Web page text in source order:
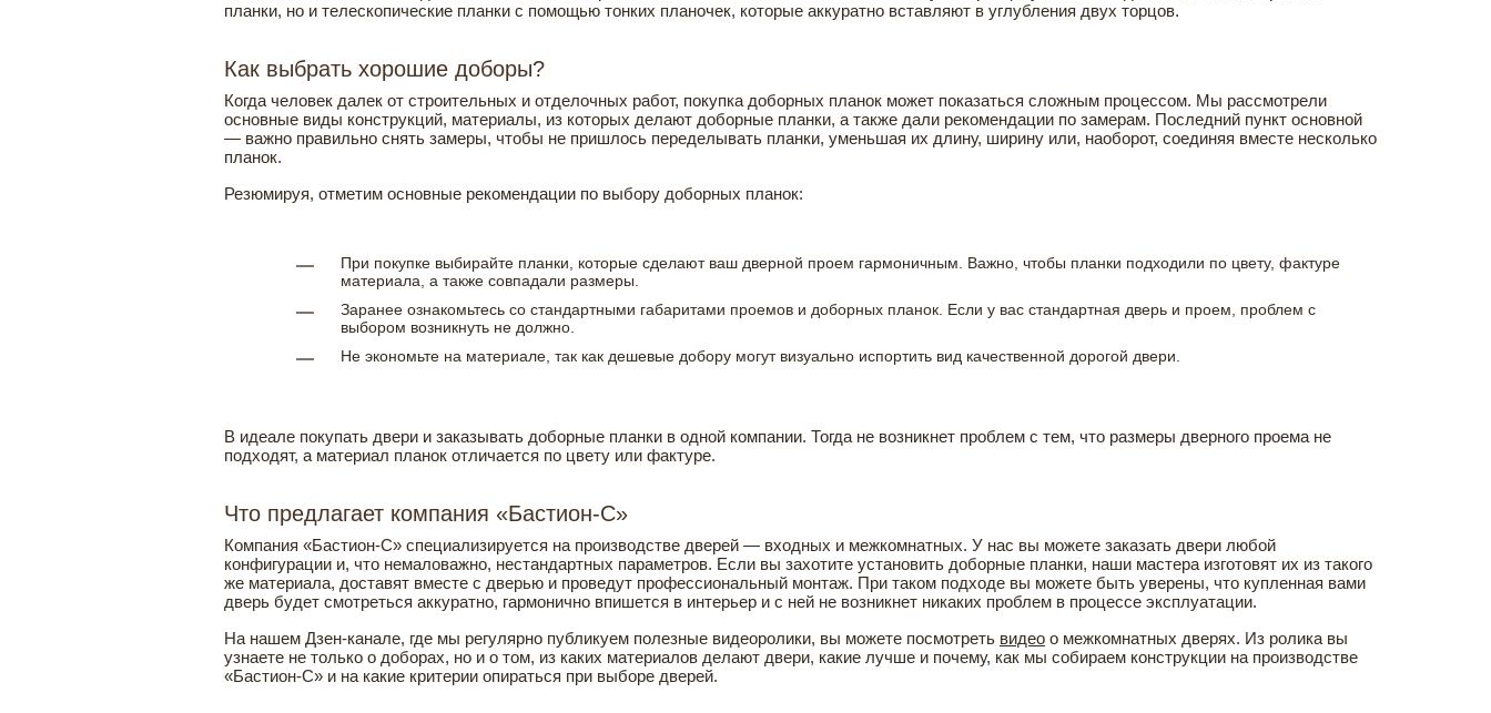
планки, но и телескопические планки с помощью тонких планочек, которые аккуратно вставляют в углубления двух торцов.
Как выбрать хорошие доборы?
Когда человек далек от строительных и отделочных работ, покупка доборных планок может показаться сложным процессом. Мы рассмотрели
основные виды конструкций, материалы, из которых делают доборные планки, а также дали рекомендации по замерам. Последний пункт основной
— важно правильно снять замеры, чтобы не пришлось переделывать планки, уменьшая их длину, ширину или, наоборот, соединяя вместе несколько
планок.
Резюмируя, отметим основные рекомендации по выбору доборных планок:
При покупке выбирайте планки, которые сделают ваш дверной проем гармоничным. Важно, чтобы планки подходили по цвету, фактуре
материала, а также совпадали размеры.
Заранее ознакомьтесь со стандартными габаритами проемов и доборных планок. Если у вас стандартная дверь и проем, проблем с
выбором возникнуть не должно.
Не экономьте на материале, так как дешевые добору могут визуально испортить вид качественной дорогой двери.
В идеале покупать двери и заказывать доборные планки в одной компании. Тогда не возникнет проблем с тем, что размеры дверного проема не
подходят, а материал планок отличается по цвету или фактуре.
Что предлагает компания «Бастион-С»
Компания «Бастион-С» специализируется на производстве дверей — входных и межкомнатных. У нас вы можете заказать двери любой
конфигурации и, что немаловажно, нестандартных параметров. Если вы захотите установить доборные планки, наши мастера изготовят их из такого
же материала, доставят вместе с дверью и проведут профессиональный монтаж. При таком подходе вы можете быть уверены, что купленная вами
дверь будет смотреться аккуратно, гармонично впишется в интерьер и с ней не возникнет никаких проблем в процессе эксплуатации.
На нашем Дзен-канале, где мы регулярно публикуем полезные видеоролики, вы можете посмотреть видео о межкомнатных дверях. Из ролика вы
узнаете не только о доборах, но и о том, из каких материалов делают двери, какие лучше и почему, как мы собираем конструкции на производстве
«Бастион-С» и на какие критерии опираться при выборе дверей.